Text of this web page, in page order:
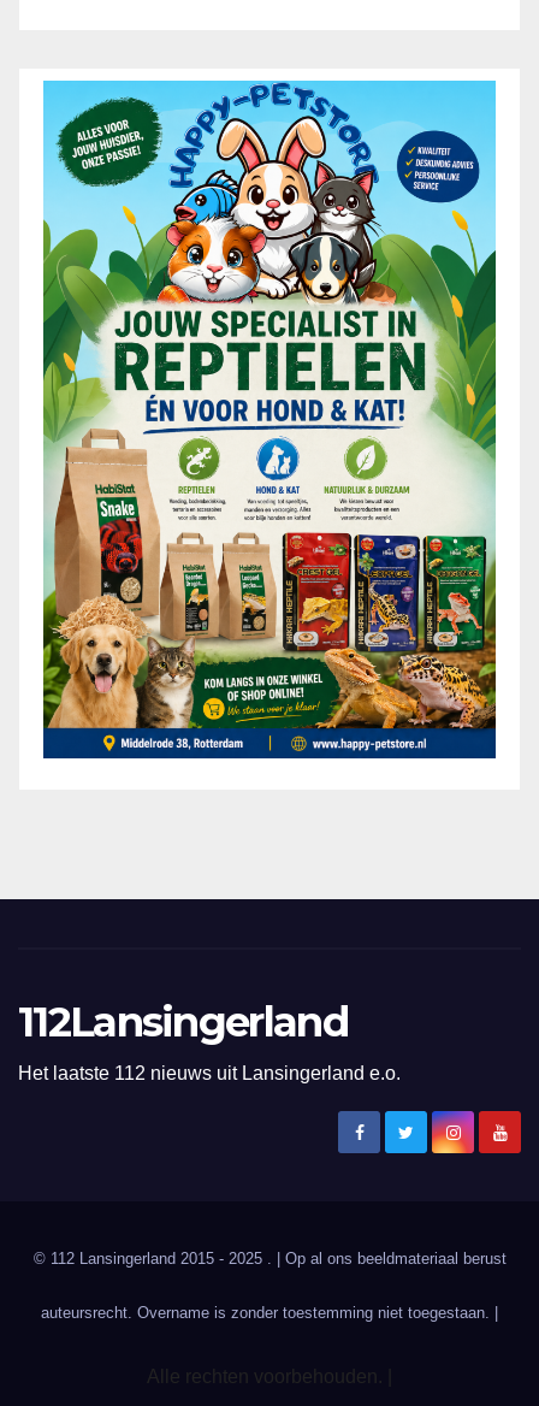
112Lansingerland
Het laatste 112 nieuws uit Lansingerland e.o.
© 112 Lansingerland 2015 - 2025 . | Op al ons beeldmateriaal berust
auteursrecht. Overname is zonder toestemming niet toegestaan. |
Alle rechten voorbehouden. |